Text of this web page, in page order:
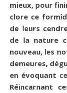
mieux, pour
clore ce
de leurs
de la nature
nouveau, les
demeures,
en évoquant
Réincarnant